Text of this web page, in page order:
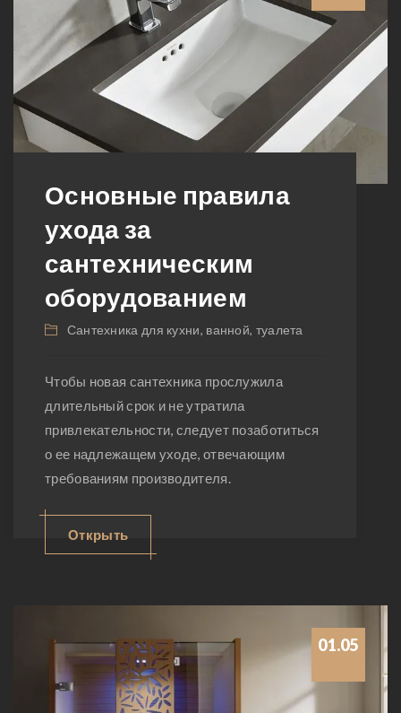
Основные правила
ухода за
сантехническим
оборудованием
Сантехника для кухни, ванной, туалета
Чтобы новая сантехника прослужила
длительный срок и не утратила
привлекательности, следует позаботиться
о ее надлежащем уходе, отвечающим
требованиям производителя.
Открыть
01.05